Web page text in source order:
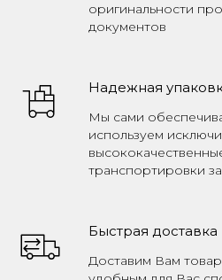
оригинальности
документов
Надежная
Мы сами
используем
транспортировки
Быстрая доставка
Доставим Вам